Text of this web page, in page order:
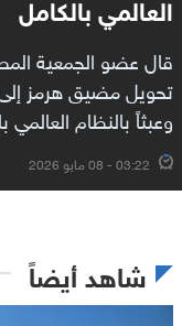
قال عضو الجمعية
تحويل مضيق هرمز إلى
وعبثاً بالنظام العالمي
03:22 - 08 مايو 2026
شاهد أيضاً